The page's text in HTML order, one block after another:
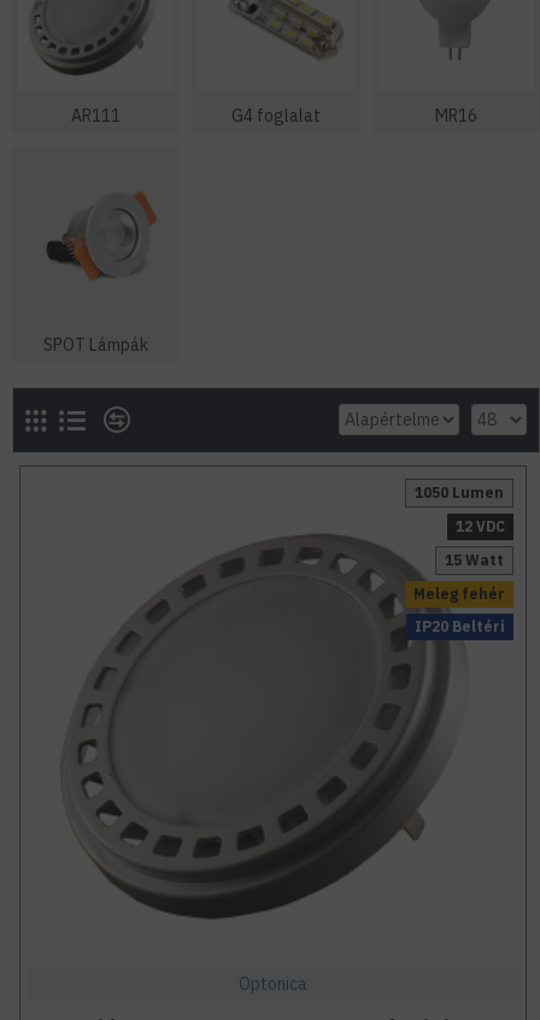
AR111 G4 foglalat MR16
SPOT Lámpák
Meleg fehér
1050 Lumen
IP20 Beltéri
12 VDC
15 Watt
Optonica